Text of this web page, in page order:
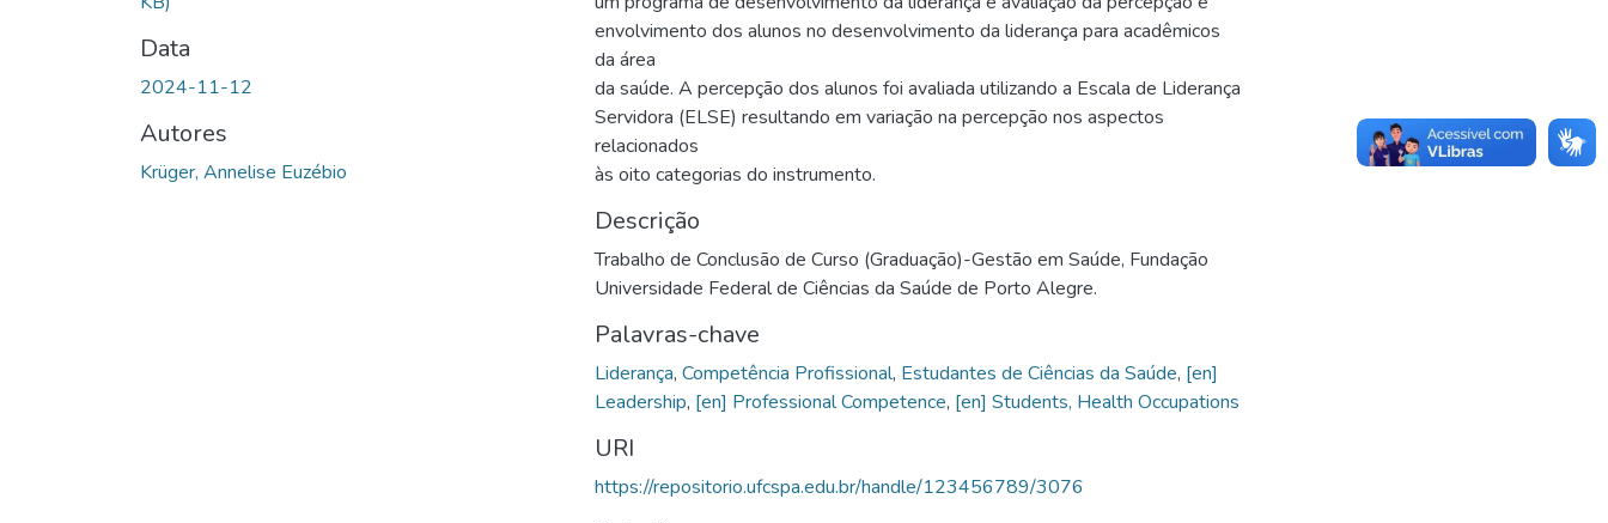
Data
2024-11-12
Autores
Krüger, Annelise Euzébio
envolvimento dos alunos no desenvolvimento da liderança para acadêmicos
da área
da saúde. A percepção dos alunos foi avaliada utilizando a Escala de Liderança
Servidora (ELSE) resultando em variação na percepção nos aspectos
relacionados
às oito categorias do instrumento.
Descrição
Trabalho de Conclusão de Curso (Graduação)-Gestão em Saúde, Fundação
Universidade Federal de Ciências da Saúde de Porto Alegre.
Palavras-chave
Liderança, Competência Profissional, Estudantes de Ciências da Saúde, [en]
Leadership, [en] Professional Competence, [en] Students, Health Occupations
URI
https://repositorio.ufcspa.edu.br/handle/123456789/3076